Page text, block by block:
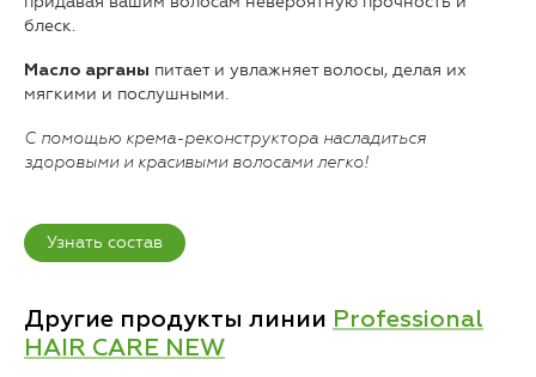
блеск.
Масло арганы питает и увлажняет волосы, делая их
мягкими и послушными.
С помощью крема-реконструктора насладиться
здоровыми и красивыми волосами легко!
Узнать состав
Другие продукты линии Professional
HAIR CARE NEW